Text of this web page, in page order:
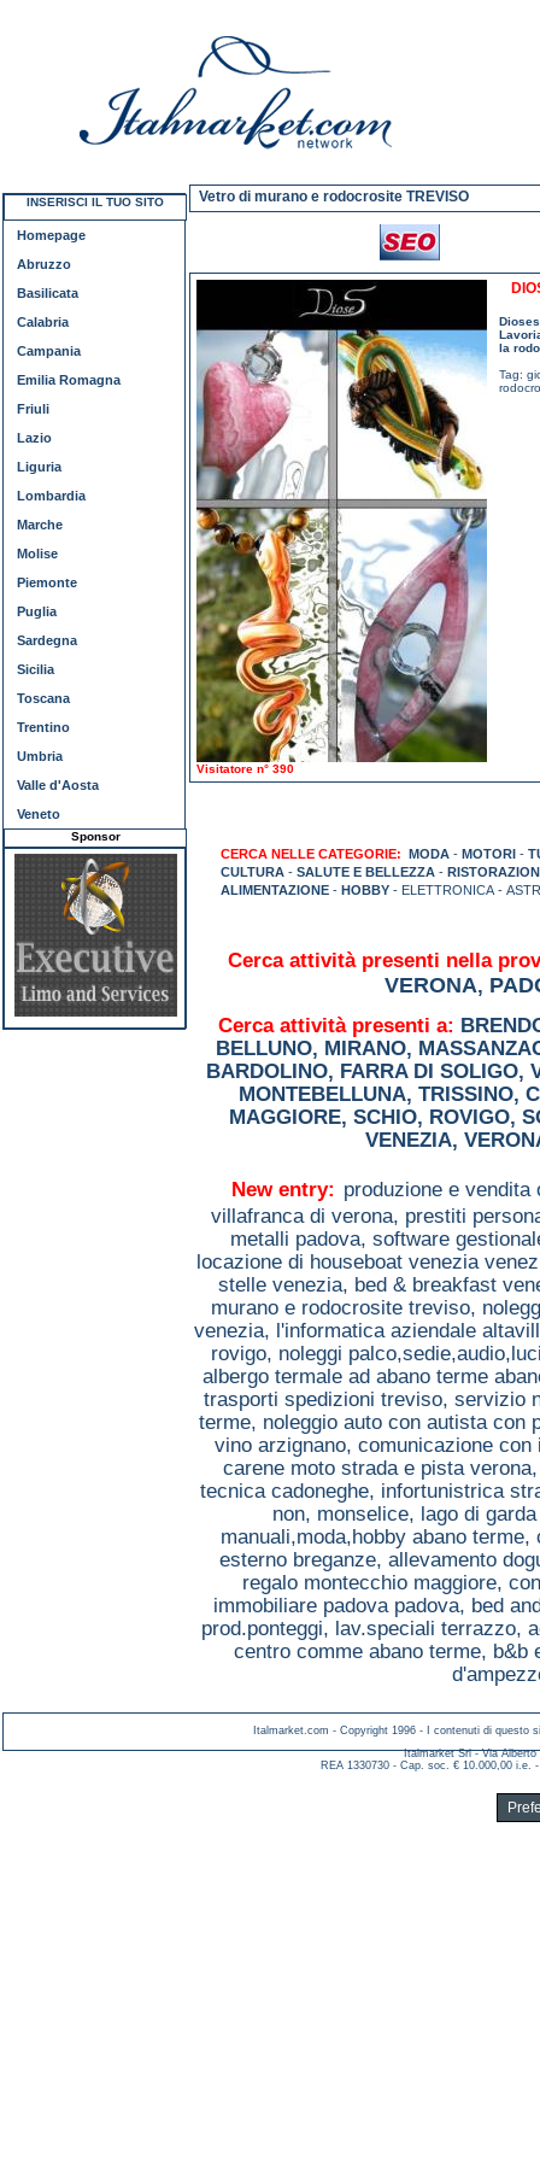
Vetro di murano e rodocrosite TREVISO
Visitatore n° 390
la
Tag:
CERCA NELLE CATEGORIE: MODA - MOTORI -
CULTURA - SALUTE E BELLEZZA -
ALIMENTAZIONE - HOBBY - ELETTRONICA -
Cerca attività presenti nella
VERONA,
Cerca attività presenti a:
BELLUNO, MIRANO,
BARDOLINO, FARRA DI SOLIGO,
MONTEBELLUNA, TRISSINO,
MAGGIORE, SCHIO, ROVIGO,
VENEZIA,
New entry: produzione e
villafranca di verona, prestiti
metalli padova, software
locazione di houseboat venezia
stelle venezia, bed & breakfast
murano e rodocrosite treviso,
venezia, l'informatica aziendale
rovigo, noleggi
albergo termale ad abano terme
trasporti spedizioni treviso, servizio
terme, noleggio auto con autista con
vino arzignano, comunicazione
carene moto strada e pista
tecnica cadoneghe, infortunistrica
non, monselice, lago di
manuali,moda,hobby abano terme,
esterno breganze, allevamento
regalo montecchio maggiore,
immobiliare padova padova, bed
prod.ponteggi, lav.speciali terrazzo,
centro comme abano terme, b&b
INSERISCI IL TUO SITO
Homepage
Abruzzo
Basilicata
Calabria
Campania
Emilia Romagna
Friuli
Lazio
Liguria
Lombardia
Marche
Molise
Piemonte
Puglia
Sardegna
Sicilia
Toscana
Trentino
Umbria
Valle d'Aosta
Veneto
Sponsor
Italmarket.com - Copyright 1996 - I contenuti di questo
Italmarket Srl - Via Alberto
REA 1330730 - Cap. soc. € 10.000,00 i.e.